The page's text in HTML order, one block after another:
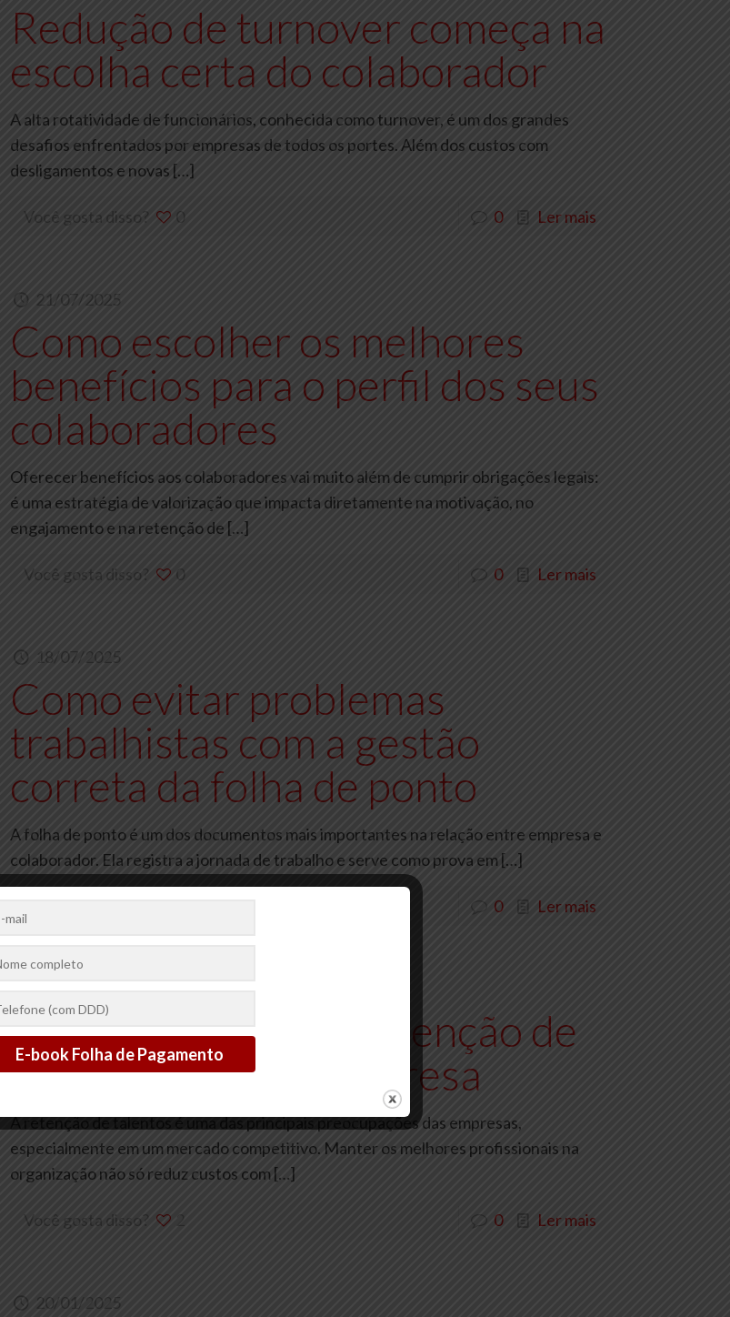
Redução de turnover começa na
escolha certa do colaborador
A alta rotatividade de funcionários, conhecida como turnover, é um dos grandes
desafios enfrentados por empresas de todos os portes. Além dos custos com
desligamentos e novas […]
Você gosta disso? 0 0 Ler mais
21/07/2025
Como escolher os melhores
benefícios para o perfil dos seus
colaboradores
Oferecer benefícios aos colaboradores vai muito além de cumprir obrigações legais:
é uma estratégia de valorização que impacta diretamente na motivação, no
engajamento e na retenção de […]
Você gosta disso? 0 0 Ler mais
18/07/2025
Como evitar problemas
trabalhistas com a gestão
correta da folha de ponto
A folha de ponto é um dos documentos mais importantes na relação entre empresa e
colaborador. Ela registra a jornada de trabalho e serve como prova em[…]
0 Ler mais
Como Melhorar a Retenção de
Talentos em Sua Empresa
A retenção de talentos é uma das principais preocupações das empresas,
especialmente em um mercado competitivo. Manter os melhores profissionais na
organização não só reduz custos com[…]
Você gosta disso? 2 0 Ler mais
20/01/2025